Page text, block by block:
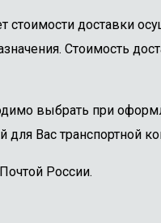
доставки
Стоимость
выбрать при
Вас транспортной
России.